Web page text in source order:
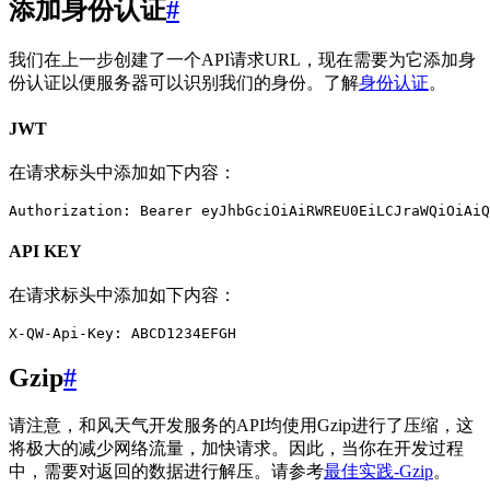
添加身份认证#
我们在上一步创建了一个API请求URL，现在需要为它添加身
份认证以便服务器可以识别我们的身份。了解身份认证。
JWT
在请求标头中添加如下内容：
API KEY
在请求标头中添加如下内容：
Gzip#
请注意，和风天气开发服务的API均使用Gzip进行了压缩，这
将极大的减少网络流量，加快请求。因此，当你在开发过程
中，需要对返回的数据进行解压。请参考最佳实践-Gzip。